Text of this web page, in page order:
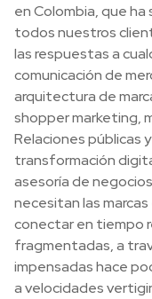
en Colombia, que
todos nuestros
las respuestas a
comunicación de
arquitectura de
shopper marketing,
Relaciones públicas
transformación
asesoría de
necesitan las
conectar en tiempo
fragmentadas, a
impensadas hace
a velocidades